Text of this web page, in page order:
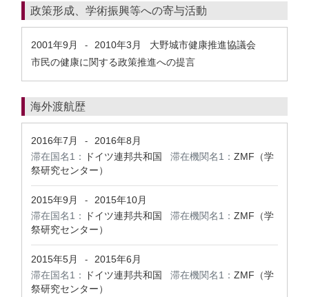
政策形成、学術振興等への寄与活動
2001年9月 - 2010年3月
大野城市健康推進協議会
市民の健康に関する政策推進への提言
海外渡航歴
2016年7月 -
2016年8月
滞在国名1：
ドイツ連邦共和国 滞在機関名1： ZMF（学
祭研究センター）
2015年9月 -
2015年10月
滞在国名1：
ドイツ連邦共和国 滞在機関名1： ZMF（学
祭研究センター）
2015年5月 -
2015年6月
滞在国名1：
ドイツ連邦共和国 滞在機関名1： ZMF（学
祭研究センター）